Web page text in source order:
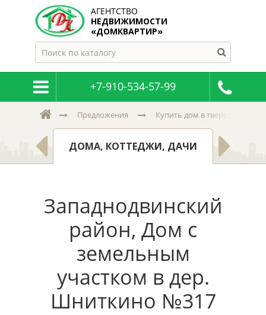
АГЕНТСТВО
НЕДВИЖИМОСТИ
«ДОМКВАРТИР»
+7-910-534-57-99
Предложения Купить дом в тверской и
ДОМА, КОТТЕДЖИ, ДАЧИ
Западнодвинский
район, Дом с
земельным
участком в дер.
Шниткино №317